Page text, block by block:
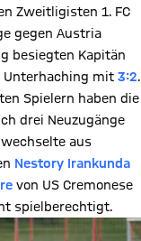
Zweitligisten 1. FC
gegen Austria
besiegten Kapitän
Unterhaching mit 3:2.
Spielern haben die
drei Neuzugänge
wechselte aus
Nestory Irankunda
von US Cremonese
spielberechtigt.